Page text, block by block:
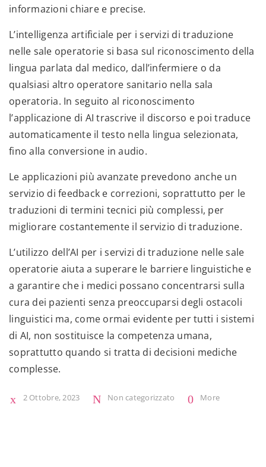
informazioni chiare e precise.
L’intelligenza artificiale per i servizi di traduzione
nelle sale operatorie si basa sul riconoscimento della
lingua parlata dal medico, dall’infermiere o da
qualsiasi altro operatore sanitario nella sala
operatoria. In seguito al riconoscimento
l’applicazione di AI trascrive il discorso e poi traduce
automaticamente il testo nella lingua selezionata,
fino alla conversione in audio.
Le applicazioni più avanzate prevedono anche un
servizio di feedback e correzioni, soprattutto per le
traduzioni di termini tecnici più complessi, per
migliorare costantemente il servizio di traduzione.
L’utilizzo dell’AI per i servizi di traduzione nelle sale
operatorie aiuta a superare le barriere linguistiche e
a garantire che i medici possano concentrarsi sulla
cura dei pazienti senza preoccuparsi degli ostacoli
linguistici ma, come ormai evidente per tutti i sistemi
di AI, non sostituisce la competenza umana,
soprattutto quando si tratta di decisioni mediche
complesse.
2 Ottobre, 2023 Non categorizzato More